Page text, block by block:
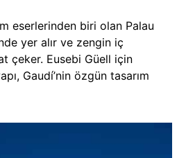
eserlerinden biri olan Palau
yer alır ve zengin iç
çeker. Eusebi Güell için
Gaudí’nin özgün tasarım